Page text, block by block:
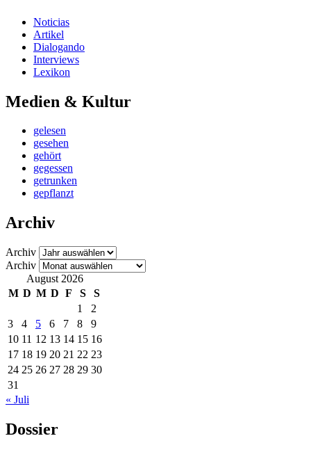
Noticias
Artikel
Dialogando
Interviews
Lexikon
Medien & Kultur
gelesen
gesehen
gehört
gegessen
getrunken
gepflanzt
Archiv
Archiv
Archiv
August 2026
M D M D F S
S
1
2
3
4 5 6 7 8
9
10 11 12 13 14 15 16
17 18 19 20 21 22 23
24 25 26 27 28 29 30
31
« Juli
Dossier